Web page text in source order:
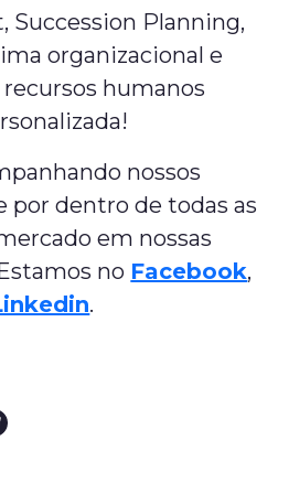
Succession Planning,
organizacional e
humanos
nossos
por dentro de todas as
em nossas
no Facebook,
.